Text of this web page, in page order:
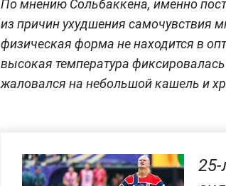
По мнению Сольбаккена, именно
из причин ухудшения самочувствия
физическая форма не находится в
высокая температура
жаловался на небольшой кашель и